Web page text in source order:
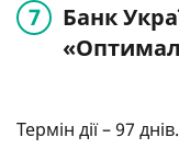
Банк
Термін дії – 97 днів.